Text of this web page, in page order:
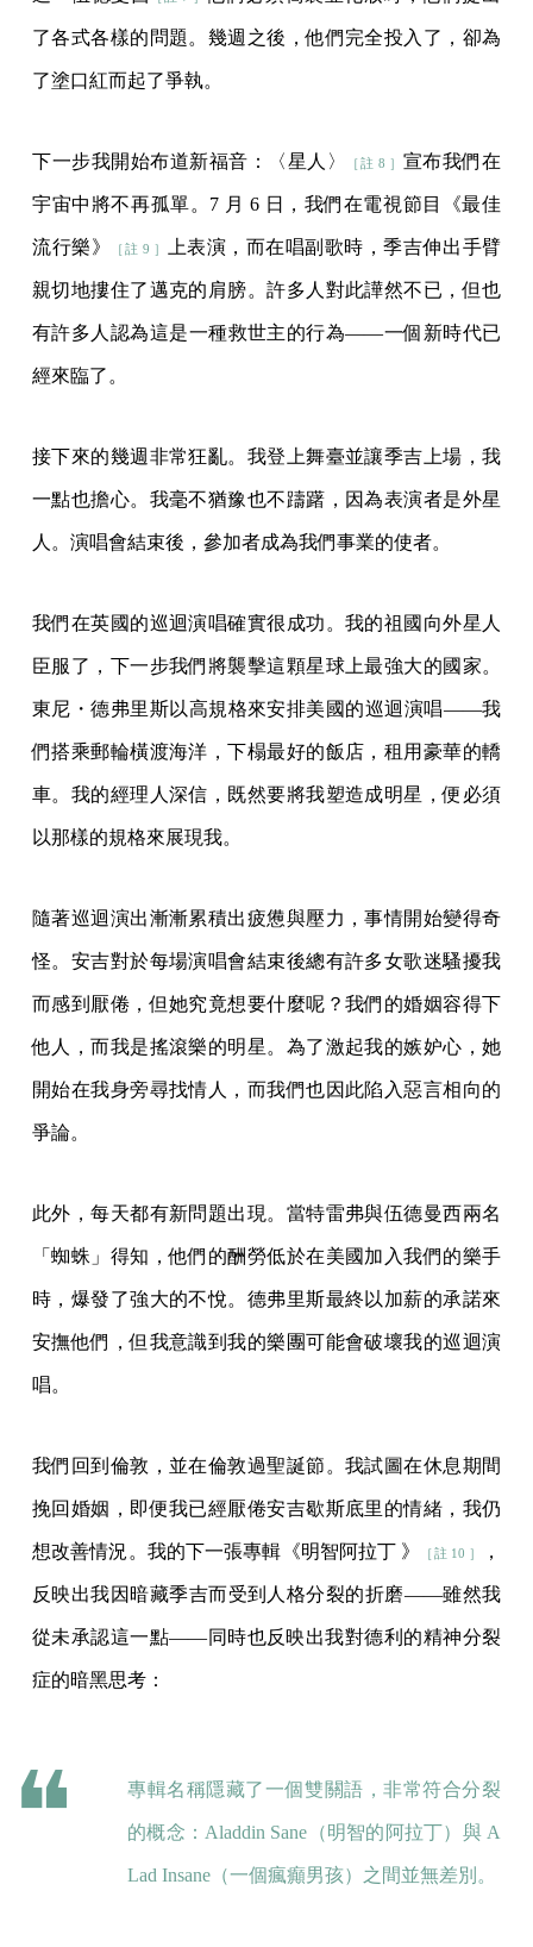
了各式各樣的問題。幾週之後，他們完全投入了，卻為
了塗口紅而起了爭執。
下一步我開始布道新福音：〈星人〉 ［註 8 ］ 宣布我們在
宇宙中將不再孤單。7 月 6 日，我們在電視節目《最佳
流行樂》 ［註 9 ］ 上表演，而在唱副歌時，季吉伸出手臂
親切地摟住了邁克的肩膀。許多人對此譁然不已，但也
有許多人認為這是一種救世主的行為——一個新時代已
經來臨了。
接下來的幾週非常狂亂。我登上舞臺並讓季吉上場，我
一點也擔心。我毫不猶豫也不躊躇，因為表演者是外星
人。演唱會結束後，參加者成為我們事業的使者。
我們在英國的巡迴演唱確實很成功。我的祖國向外星人
臣服了，下一步我們將襲擊這顆星球上最強大的國家。
東尼・德弗里斯以高規格來安排美國的巡迴演唱——我
們搭乘郵輪橫渡海洋，下榻最好的飯店，租用豪華的轎
車。我的經理人深信，既然要將我塑造成明星，便必須
以那樣的規格來展現我。
隨著巡迴演出漸漸累積出疲憊與壓力，事情開始變得奇
怪。安吉對於每場演唱會結束後總有許多女歌迷騷擾我
而感到厭倦，但她究竟想要什麼呢？我們的婚姻容得下
他人，而我是搖滾樂的明星。為了激起我的嫉妒心，她
開始在我身旁尋找情人，而我們也因此陷入惡言相向的
爭論。
此外，每天都有新問題出現。當特雷弗與伍德曼西兩名
「蜘蛛」得知，他們的酬勞低於在美國加入我們的樂手
時，爆發了強大的不悅。德弗里斯最終以加薪的承諾來
安撫他們，但我意識到我的樂團可能會破壞我的巡迴演
唱。
我們回到倫敦，並在倫敦過聖誕節。我試圖在休息期間
挽回婚姻，即便我已經厭倦安吉歇斯底里的情緒，我仍
想改善情況。我的下一張專輯《明智阿拉丁 》 ［註 10 ］ ，
反映出我因暗藏季吉而受到人格分裂的折磨——雖然我
從未承認這一點——同時也反映出我對德利的精神分裂
症的暗黑思考：
專輯名稱隱藏了一個雙關語，非常符合分裂
的概念：Aladdin Sane（明智的阿拉丁）與 A
Lad Insane（一個瘋癲男孩）之間並無差別。